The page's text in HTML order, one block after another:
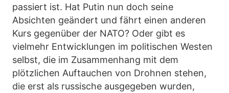
passiert ist. Hat Putin nun doch seine
Absichten geändert und fährt einen anderen
Kurs gegenüber der NATO? Oder gibt es
vielmehr Entwicklungen im politischen Westen
selbst, die im Zusammenhang mit dem
plötzlichen Auftauchen von Drohnen stehen,
die erst als russische ausgegeben wurden,